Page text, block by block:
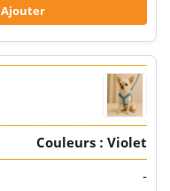
Ajouter
Couleurs : Violet
-